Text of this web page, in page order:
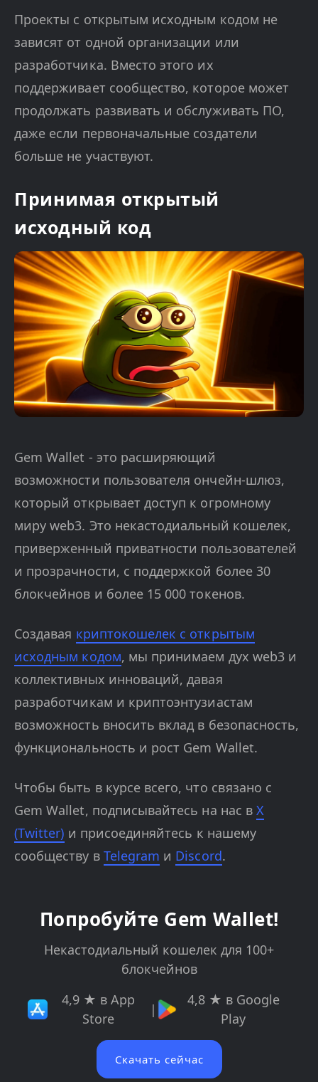
Проекты с открытым исходным кодом не
зависят от одной организации или
разработчика. Вместо этого их
поддерживает сообщество, которое может
продолжать развивать и обслуживать ПО,
даже если первоначальные создатели
больше не участвуют.
Принимая открытый
исходный код
Gem Wallet - это расширяющий
возможности пользователя ончейн-шлюз,
который открывает доступ к огромному
миру web3. Это некастодиальный кошелек,
приверженный приватности пользователей
и прозрачности, с поддержкой более 30
блокчейнов и более 15 000 токенов.
Создавая криптокошелек с открытым
исходным кодом, мы принимаем дух web3 и
коллективных инноваций, давая
разработчикам и криптоэнтузиастам
возможность вносить вклад в безопасность,
функциональность и рост Gem Wallet.
Чтобы быть в курсе всего, что связано с
Gem Wallet, подписывайтесь на нас в X
(Twitter) и присоединяйтесь к нашему
сообществу в Telegram и Discord.
Попробуйте Gem Wallet!
Некастодиальный кошелек для 100+
блокчейнов
4,9 ★ в App
Store
|
4,8 ★ в Google
Play
Скачать сейчас